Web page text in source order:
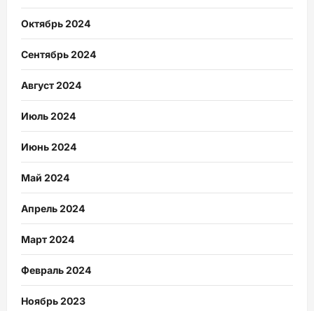
Октябрь 2024
Сентябрь 2024
Август 2024
Июль 2024
Июнь 2024
Май 2024
Апрель 2024
Март 2024
Февраль 2024
Ноябрь 2023